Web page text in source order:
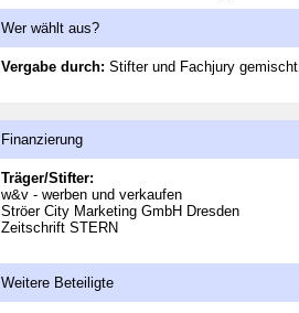
Wer wählt aus?
Vergabe durch: Stifter und Fachjury gemischt
Finanzierung
Träger/Stifter:
w&v - werben und verkaufen
Ströer City Marketing GmbH Dresden
Zeitschrift STERN
Weitere Beteiligte